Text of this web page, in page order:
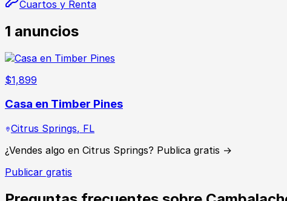
Cuartos y Renta
1 anuncios
$1,899
Casa en Timber Pines
Citrus Springs, FL
¿Vendes algo en Citrus Springs? Publica gratis →
Publicar gratis